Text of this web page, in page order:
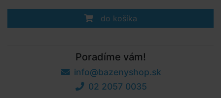
do košíka
Poradíme vám!
info@bazenyshop.sk
02 2057 0035